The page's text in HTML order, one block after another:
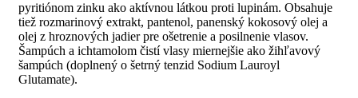
pyritiónom zinku ako aktívnou látkou proti lupinám. Obsahuje
tiež rozmarinový extrakt, pantenol, panenský kokosový olej a
olej z hroznových jadier pre ošetrenie a posilnenie vlasov.
Šampúch a ichtamolom čistí vlasy miernejšie ako žihľavový
šampúch (doplnený o šetrný tenzid Sodium Lauroyl
Glutamate).